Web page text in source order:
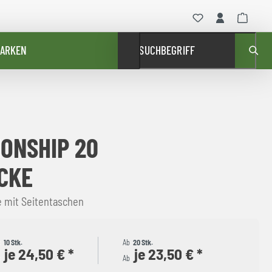
SUCHBEGRIFF
20
mit Seitentaschen
10 Stk.
je 24,50 € *
Ab 20 Stk.
Ab je 23,50 € *